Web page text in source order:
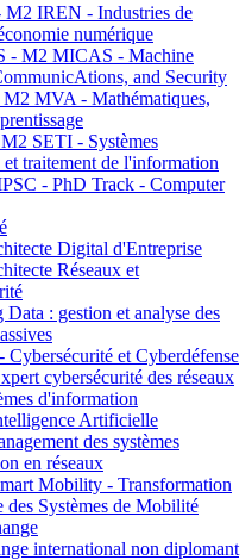
IREN - Industries de
numérique
- M2 MICAS - Machine
and Security
MVA - Mathématiques,
SETI - Systèmes
et traitement de l'information
- PhD Track - Computer
Digital d'Entreprise
Réseaux et
: gestion et analyse des
et Cyberdéfense
cybersécurité des réseaux
d'information
Artificielle
des systèmes
en réseaux
Mobility - Transformation
des Systèmes de Mobilité
international non diplomant